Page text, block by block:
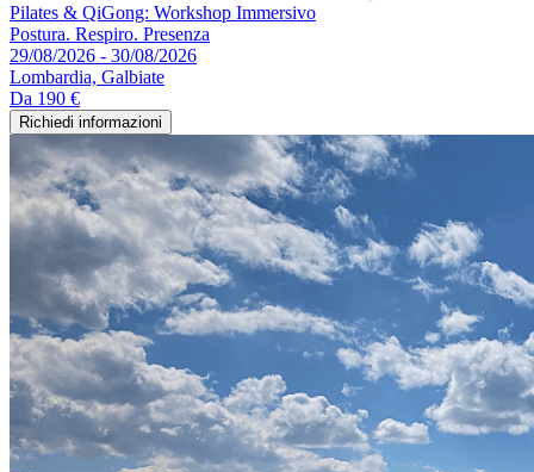
Pilates & QiGong: Workshop Immersivo
Postura. Respiro. Presenza
29/08/2026 - 30/08/2026
Lombardia, Galbiate
Da 190 €
Richiedi informazioni